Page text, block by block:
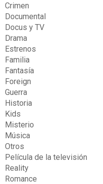
Crimen
Documental
Docus y TV
Drama
Estrenos
Familia
Fantasía
Foreign
Guerra
Historia
Kids
Misterio
Música
Otros
Película de la televisión
Reality
Romance